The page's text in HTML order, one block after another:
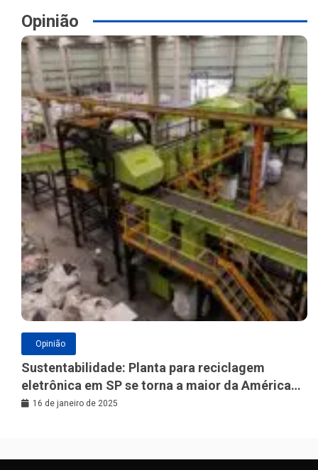
Opinião
Opinião
Sustentabilidade: Planta para reciclagem
eletrônica em SP se torna a maior da América
Latina
16 de janeiro de 2025